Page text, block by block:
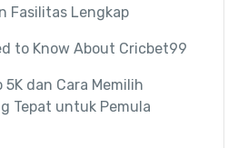
Fasilitas Lengkap
to Know About Cricbet99
dan Cara Memilih
Tepat untuk Pemula